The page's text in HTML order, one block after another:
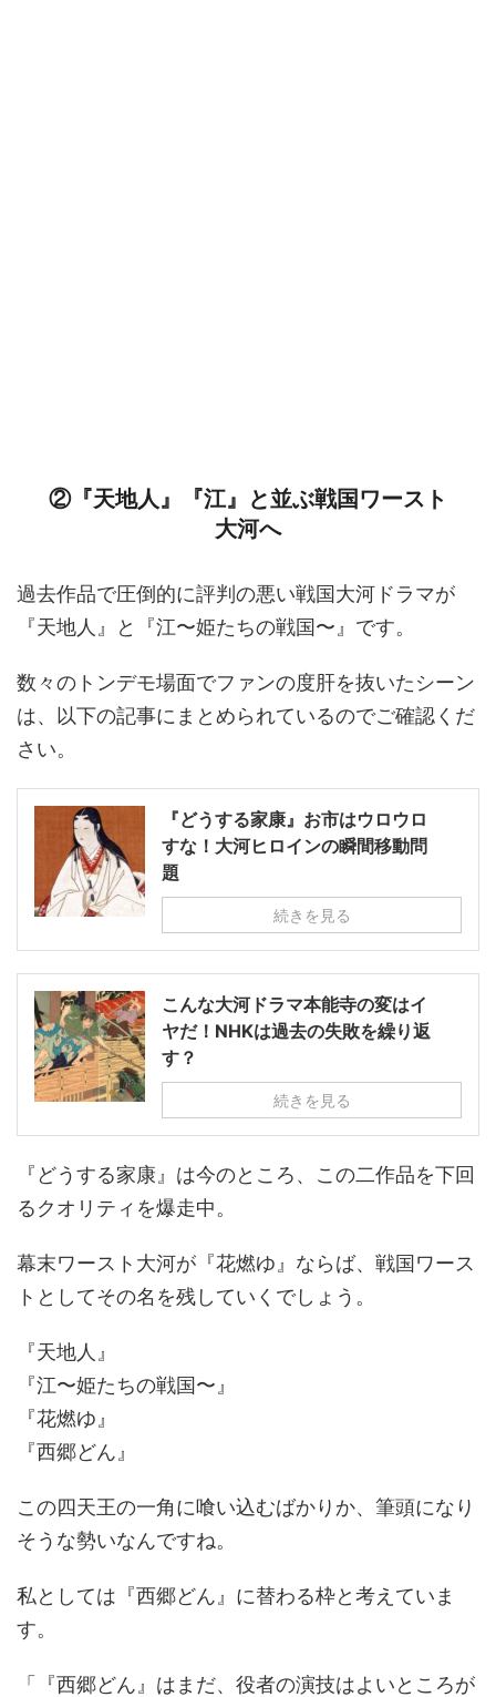
②『天地人』『江』と並ぶ戦国ワースト
大河へ
過去作品で圧倒的に評判の悪い戦国大河ドラマが
『天地人』と『江〜姫たちの戦国〜』です。
数々のトンデモ場面でファンの度肝を抜いたシーン
は、以下の記事にまとめられているのでご確認くだ
さい。
『どうする家康』お市はウロウロ
すな！大河ヒロインの瞬間移動問
題
続きを見る
こんな大河ドラマ本能寺の変はイ
ヤだ！NHKは過去の失敗を繰り返
す？
続きを見る
『どうする家康』は今のところ、この二作品を下回
るクオリティを爆走中。
幕末ワースト大河が『花燃ゆ』ならば、戦国ワース
トとしてその名を残していくでしょう。
『天地人』
『江〜姫たちの戦国〜』
『花燃ゆ』
『西郷どん』
この四天王の一角に喰い込むばかりか、筆頭になり
そうな勢いなんですね。
私としては『西郷どん』に替わる枠と考えていま
す。
「『西郷どん』はまだ、役者の演技はよいところが